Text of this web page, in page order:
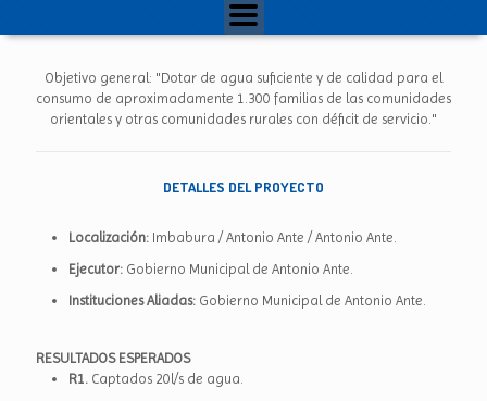
Objetivo general: "Dotar de agua suficiente y de calidad para el
consumo de aproximadamente 1.300 familias de las comunidades
orientales y otras comunidades rurales con déficit de servicio."
DETALLES DEL PROYECTO
Localización: Imbabura / Antonio Ante / Antonio Ante.
Ejecutor: Gobierno Municipal de Antonio Ante.
Instituciones Aliadas: Gobierno Municipal de Antonio Ante.
RESULTADOS ESPERADOS
R1. Captados 20l/s de agua.